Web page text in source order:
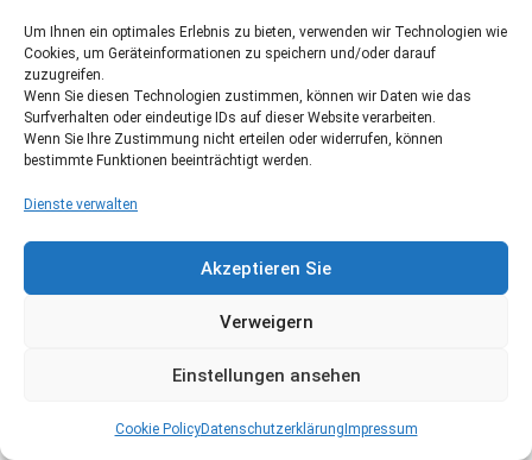
Um Ihnen ein optimales Erlebnis zu bieten, verwenden wir Technologien wie
Cookies, um Geräteinformationen zu speichern und/oder darauf
zuzugreifen.
Wenn Sie diesen Technologien zustimmen, können wir Daten wie das
Surfverhalten oder eindeutige IDs auf dieser Website verarbeiten.
Wenn Sie Ihre Zustimmung nicht erteilen oder widerrufen, können
bestimmte Funktionen beeinträchtigt werden.
Dienste verwalten
Akzeptieren Sie
Verweigern
Einstellungen ansehen
Cookie PolicyDatenschutzerklärung Impressum